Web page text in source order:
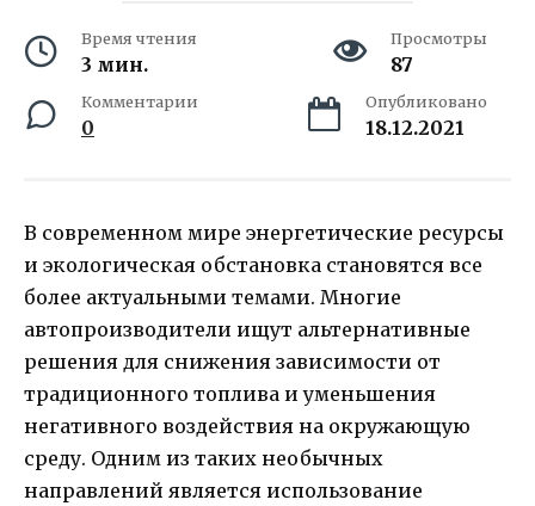
Время чтения
3 мин.
Просмотры
87
Комментарии
0
Опубликовано
18.12.2021
В современном мире энергетические ресурсы
и экологическая обстановка становятся все
более актуальными темами. Многие
автопроизводители ищут альтернативные
решения для снижения зависимости от
традиционного топлива и уменьшения
негативного воздействия на окружающую
среду. Одним из таких необычных
направлений является использование